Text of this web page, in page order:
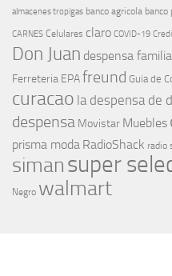
almacenes tropigas banco agricola banco
CARNES Celulares claro COVID-19
Don Juan despensa
Ferreteria EPAfreund Guia de
curacao la despensa de
despensa Movistar Muebles
prisma moda RadioShack radio
simansuper
Negro walmart